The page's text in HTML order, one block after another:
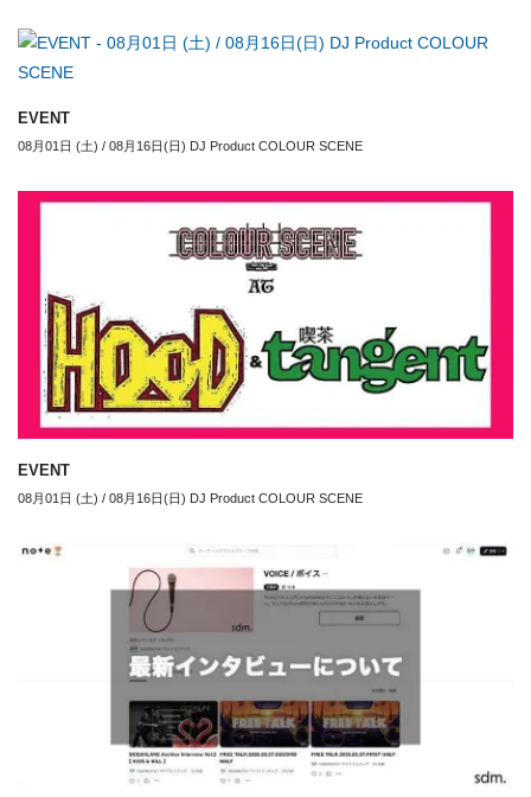
EVENT
08月01日 (土) / 08月16日(日) DJ Product COLOUR SCENE
EVENT
08月01日 (土) / 08月16日(日) DJ Product COLOUR SCENE